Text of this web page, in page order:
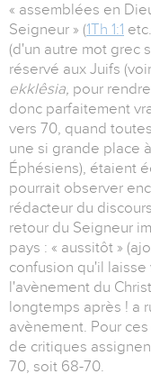
« assemblées en
Seigneur » (1Th 1:1
(d'un autre mot grec
réservé aux Juifs
ekklêsia, pour
donc parfaitement
vers 70, quand
une si grande place
Éphésiens), étaient
pourrait observer
rédacteur du
retour du Seigneur
pays : « aussitôt »
confusion qu'il
l'avènement du
longtemps après ! a
avènement. Pour
de critiques
70, soit 68-70.